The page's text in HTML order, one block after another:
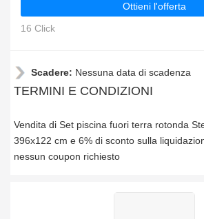
Ottieni l'offerta
16 Click
Scadere: Nessuna data di scadenza
TERMINI E CONDIZIONI
Vendita di Set piscina fuori terra rotonda
396x122 cm e 6% di sconto sulla
nessun coupon richiesto